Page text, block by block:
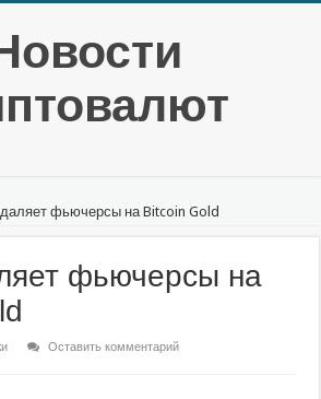
фьючерсы на Bitcoin Gold
фьючерсы на
Оставить комментарий